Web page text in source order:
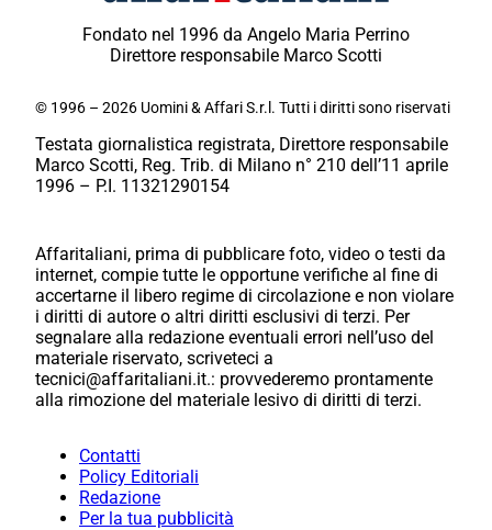
Fondato nel 1996 da Angelo Maria Perrino
Direttore responsabile Marco Scotti
© 1996 – 2026 Uomini & Affari S.r.l. Tutti i diritti sono riservati
Testata giornalistica registrata, Direttore responsabile
Marco Scotti, Reg. Trib. di Milano n° 210 dell’11 aprile
1996 – P.I. 11321290154
Affaritaliani, prima di pubblicare foto, video o testi da
internet, compie tutte le opportune verifiche al fine di
accertarne il libero regime di circolazione e non violare
i diritti di autore o altri diritti esclusivi di terzi. Per
segnalare alla redazione eventuali errori nell’uso del
materiale riservato, scriveteci a
tecnici@affaritaliani.it.: provvederemo prontamente
alla rimozione del materiale lesivo di diritti di terzi.
Contatti
Policy Editoriali
Redazione
Per la tua pubblicità